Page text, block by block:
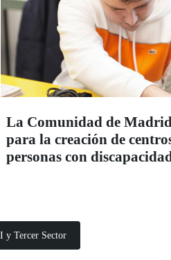
La Comunidad de
para la creación de
personas con
y Tercer Sector